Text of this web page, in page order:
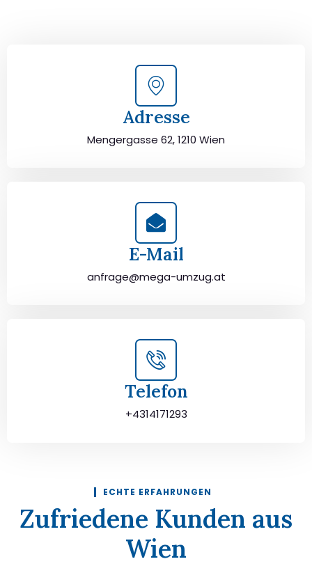
Adresse
Mengergasse 62, 1210 Wien
E-Mail
anfrage@mega-umzug.at
Telefon
+4314171293
ECHTE ERFAHRUNGEN
Zufriedene Kunden aus
Wien